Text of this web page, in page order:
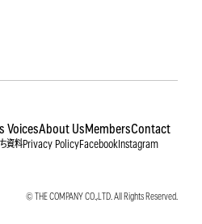
VoicesAbout Us MembersContact
資料Privacy PolicyFacebookInstagram
© THE COMPANY CO.,LTD. All Rights Reserved.